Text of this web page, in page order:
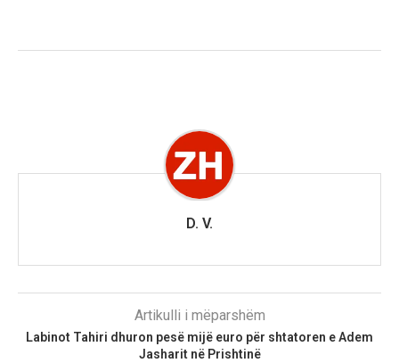
D. V.
Artikulli i mëparshëm
Labinot Tahiri dhuron pesë mijë euro për shtatoren e Adem
Jasharit në Prishtinë